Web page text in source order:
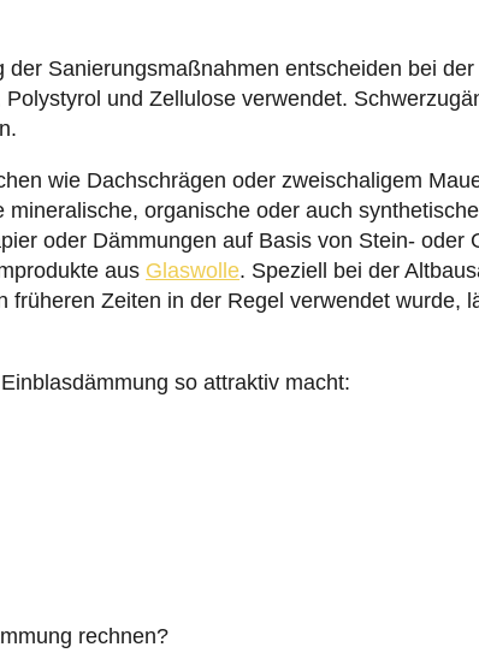
Sanierungsmaßnahmen entscheiden bei
und Zellulose verwendet.
wie Dachschrägen oder zweischaligem
organische oder auch
oder Dämmungen auf Basis von Stein- oder
aus Glaswolle. Speziell bei der
Zeiten in der Regel verwendet wurde,
so attraktiv macht:
rechnen?